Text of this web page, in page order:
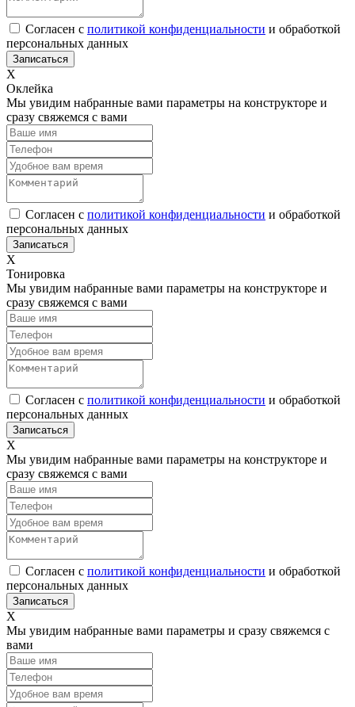
Согласен с политикой конфиденциальности и обработкой
персональных данных
Х
Оклейка
Мы увидим набранные вами параметры на конструкторе и
сразу свяжемся с вами
Согласен с политикой конфиденциальности и обработкой
персональных данных
Х
Тонировка
Мы увидим набранные вами параметры на конструкторе и
сразу свяжемся с вами
Согласен с политикой конфиденциальности и обработкой
персональных данных
Х
Мы увидим набранные вами параметры на конструкторе и
сразу свяжемся с вами
Согласен с политикой конфиденциальности и обработкой
персональных данных
Х
Мы увидим набранные вами параметры и сразу свяжемся с
вами